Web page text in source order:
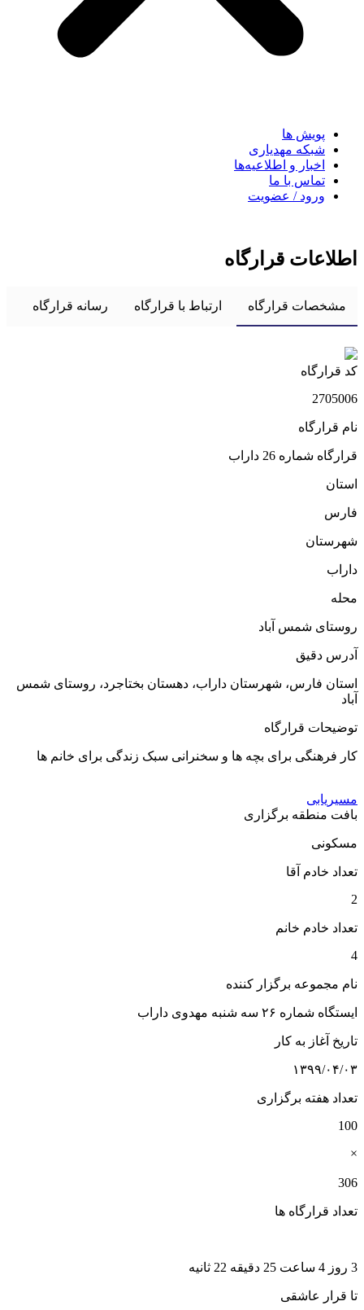
پویش ها
شبکه مهدیاری
اخبار و اطلاعیه‌ها
تماس با ما
ورود / عضویت
اطلاعات قرارگاه
مشخصات قرارگاه ارتباط با قرارگاه رسانه قرارگاه
کد قرارگاه
2705006
نام قرارگاه
قرارگاه شماره 26 داراب
استان
فارس
شهرستان
داراب
محله
روستای شمس آباد
آدرس دقیق
استان فارس، شهرستان داراب، دهستان بختاجرد، روستای شمس
آباد
توضیحات قرارگاه
کار فرهنگی برای بچه ها و سخنرانی سبک زندگی برای خانم ها
مسیریابی
بافت منطقه برگزاری
مسکونی
تعداد خادم آقا
2
تعداد خادم خانم
4
نام مجموعه برگزار کننده
ایستگاه شماره ۲۶ سه شنبه مهدوی داراب
تاریخ آغاز به کار
۱۳۹۹/۰۴/۰۳
تعداد هفته برگزاری
100
×
306
تعداد قرارگاه ها
3 روز 4 ساعت 25 دقیقه 21 ثانیه
تا قرار عاشقی